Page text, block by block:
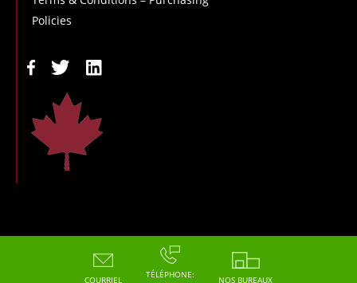
Policies
Copyright - 2026 - Hoskin Scientific
COURRIEL
TÉLÉPHONE:
NOS BUREAUX